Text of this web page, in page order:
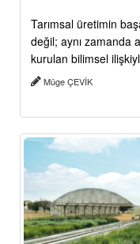
Tarımsal üretimin
değil; aynı zamanda
kurulan bilimsel
Müge ÇEVİK